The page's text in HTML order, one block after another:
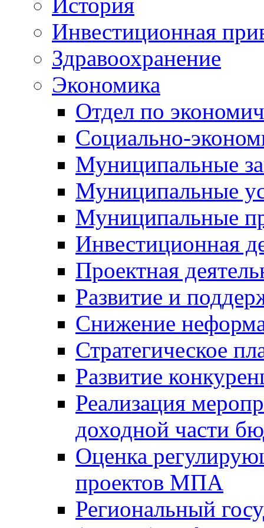
Инвестиционная
Здравоохранение
Экономика
Отдел по
Социально-
Муниципальные
Муниципальные
Муниципальные
Инвестиционная
Проектная
Развитие и
Снижение
Стратегическое
Развитие
Реализация
доходной части
Оценка
проектов МПА
Региональный